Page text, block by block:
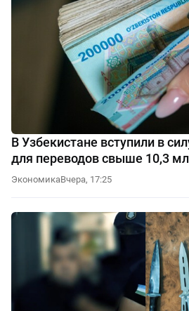
В Узбекистане вступили в
для переводов свыше 10,3
ЭкономикаВчера, 17:25